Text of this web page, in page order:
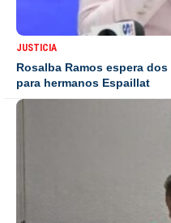
JUSTICIA
Rosalba Ramos espera
para hermanos Espaillat